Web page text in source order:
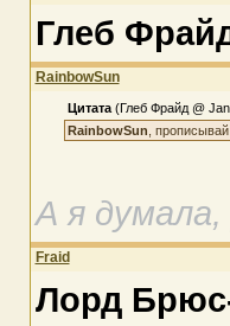
Глеб
RainbowSun
Цитата (Глеб Фрайд @
RainbowSun ,
А я
Fraid
Лорд